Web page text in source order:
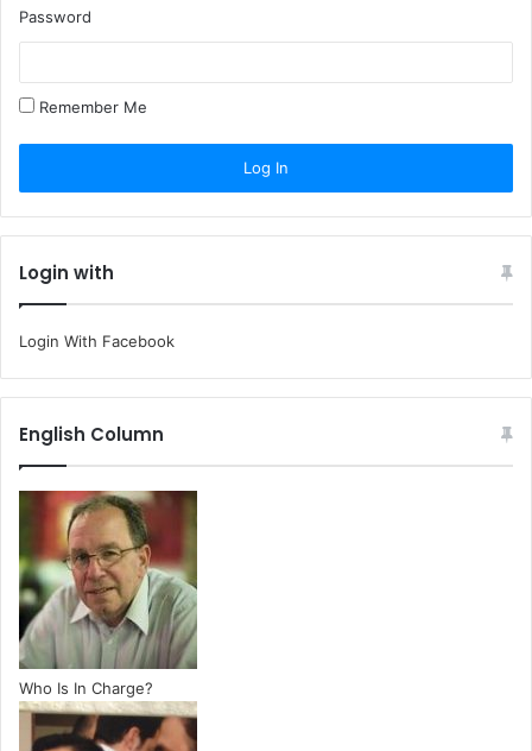
Password
Remember Me
Login with
Login With Facebook
English Column
Who Is In Charge?